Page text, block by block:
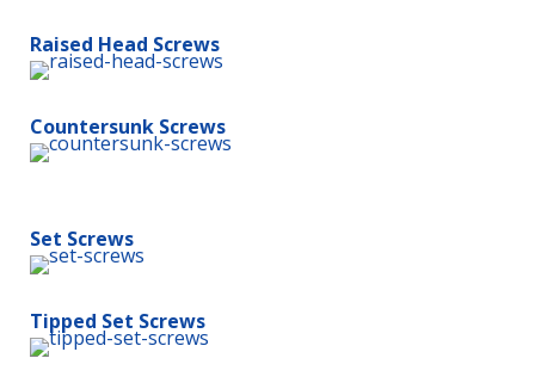
Raised Head Screws
Countersunk Screws
Set Screws
Tipped Set Screws